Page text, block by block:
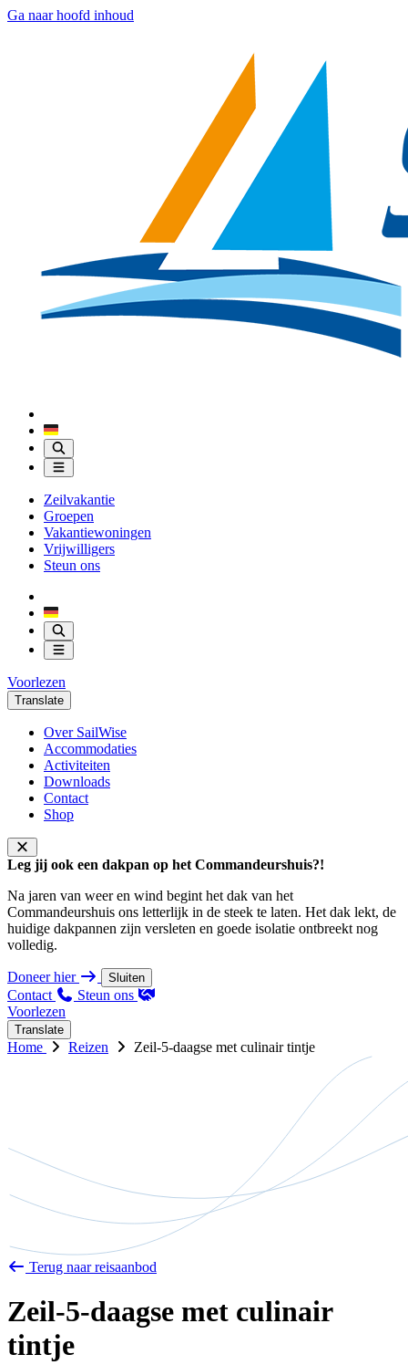
Ga naar hoofd inhoud
Zeilvakantie
Groepen
Vakantiewoningen
Vrijwilligers
Steun ons
Voorlezen
Translate
Over SailWise
Accommodaties
Activiteiten
Downloads
Contact
Shop
Leg jij ook een dakpan op het Commandeurshuis?!
Na jaren van weer en wind begint het dak van het
Commandeurshuis ons letterlijk in de steek te laten. Het dak lekt, de
huidige dakpannen zijn versleten en goede isolatie ontbreekt nog
volledig.
Doneer hier Sluiten
Contact
Steun ons
Voorlezen
Translate
Home Reizen Zeil-5-daagse met culinair tintje
Terug naar reisaanbod
Zeil-5-daagse met culinair
tintje